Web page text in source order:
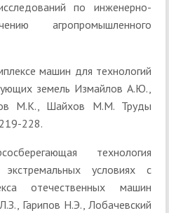
по инженерно-
агропромышленного
машин для технологий
земель Измайлов А.Ю.,
М.К., Шайхов М.М. Труды
228.
технология
условиях c
отечественных машин
Гарипов Н.Э., Лобачевский